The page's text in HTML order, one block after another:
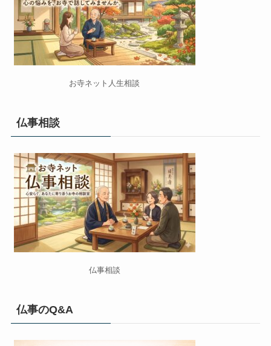
お寺ネット人生相談
仏事相談
仏事相談
仏事のQ&A